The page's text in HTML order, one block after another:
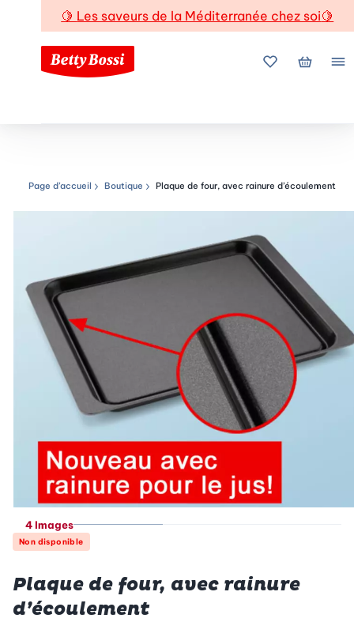
🍋 Les saveurs de la Méditerranée chez soi🍋
Mes favoris
Mon
Chemin de navigation
Page d’accueil Boutique Plaque de four, avec rainure d’écoulement
4 Images
Non disponible
Plaque de four, avec rainure
d’écoulement